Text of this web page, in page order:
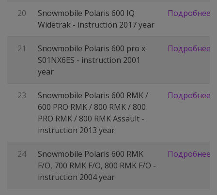
20
Snowmobile Polaris 600 IQ
Widetrak - instruction 2017 year
Подробнее
21
Snowmobile Polaris 600 pro x
S01NX6ES - instruction 2001
year
Подробнее
23
Snowmobile Polaris 600 RMK /
600 PRO RMK / 800 RMK / 800
PRO RMK / 800 RMK Assault -
instruction 2013 year
Подробнее
24
Snowmobile Polaris 600 RMK
F/O, 700 RMK F/O, 800 RMK F/O -
instruction 2004 year
Подробнее